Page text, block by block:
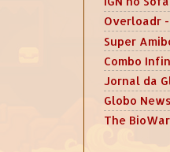
Overloadr
Super
Combo
Jornal da
Globo
The